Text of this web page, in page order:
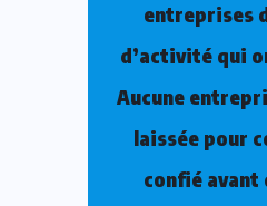
entreprises
d’activité qui
Aucune
laissée pour
confié avant